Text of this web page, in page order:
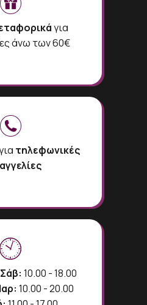
για
άνω των 60€
τηλεφωνικές
10.00 - 18.00
10.00 - 20.00